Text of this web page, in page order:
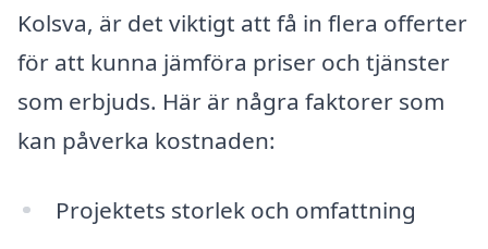
Kolsva, är det viktigt att få in flera offerter
för att kunna jämföra priser och tjänster
som erbjuds. Här är några faktorer som
kan påverka kostnaden:
Projektets storlek och omfattning